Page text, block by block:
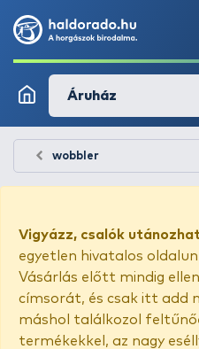
Áruház
wobbler
Vigyázz, csalók
egyetlen hivatalos
Vásárlás előtt mindig
címsorát, és csak itt add
máshol találkozol
termékekkel, az nagy